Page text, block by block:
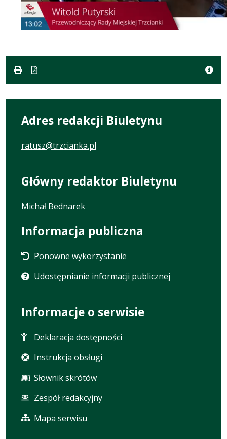
Adres redakcji Biuletynu
ratusz@trzcianka.pl
Główny redaktor Biuletynu
Michał Bednarek
Informacja publiczna
Ponowne wykorzystanie
Udostępnianie informacji publicznej
Informacje o serwisie
Deklaracja dostępności
Instrukcja obsługi
Słownik skrótów
Zespół redakcyjny
Mapa serwisu